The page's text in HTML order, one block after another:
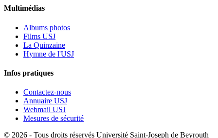
Multimédias
Albums photos
Films USJ
La Quinzaine
Hymne de l'USJ
Infos pratiques
Contactez-nous
Annuaire USJ
Webmail USJ
Mesures de sécurité
© 2026 - Tous droits réservés Université Saint-Joseph de Beyrouth